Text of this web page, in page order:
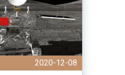
2020-12-08